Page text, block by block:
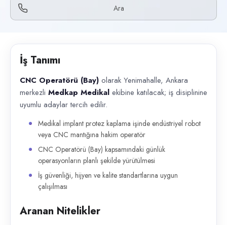
WhatsApp, Telefon
CNC Operatörü (Bay) olarak Yenimahalle, Ankara merkezli Medkap
Ara
İş Tanımı
CNC Operatörü (Bay) olarak Yenimahalle, Ankara
merkezli Medkap Medikal ekibine katılacak; iş disiplinine
uyumlu adaylar tercih edilir.
Medikal implant protez kaplama işinde endüstriyel robot
veya CNC mantığına hakim operatör
CNC Operatörü (Bay) kapsamındaki günlük
operasyonların planlı şekilde yürütülmesi
İş güvenliği, hijyen ve kalite standartlarına uygun
çalışılması
Aranan Nitelikler